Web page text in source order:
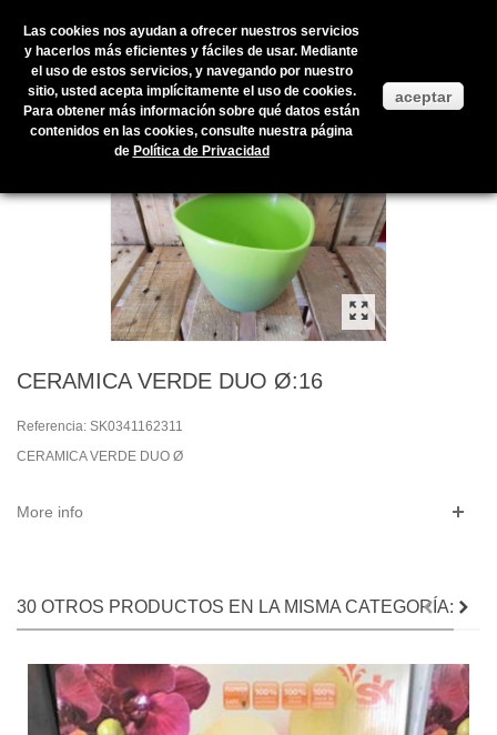
Inicio > Productos en stock > COMPLEMENTOS > Plantas de interior
>
CERÁMICAS > CERAMICA VERDE DUO Ø:16
CERAMICA VERDE DUO Ø:16
Referencia: SK0341162311
CERAMICA VERDE DUO Ø
More info
30 OTROS PRODUCTOS EN LA MISMA CATEGORÍA:
Las cookies nos ayudan a ofrecer nuestros servicios
y hacerlos más eficientes y fáciles de usar. Mediante
el uso de estos servicios, y navegando por nuestro
sitio, usted acepta implícitamente el uso de cookies.
Para obtener más información sobre qué datos están
contenidos en las cookies, consulte nuestra página
de Política de Privacidad
aceptar